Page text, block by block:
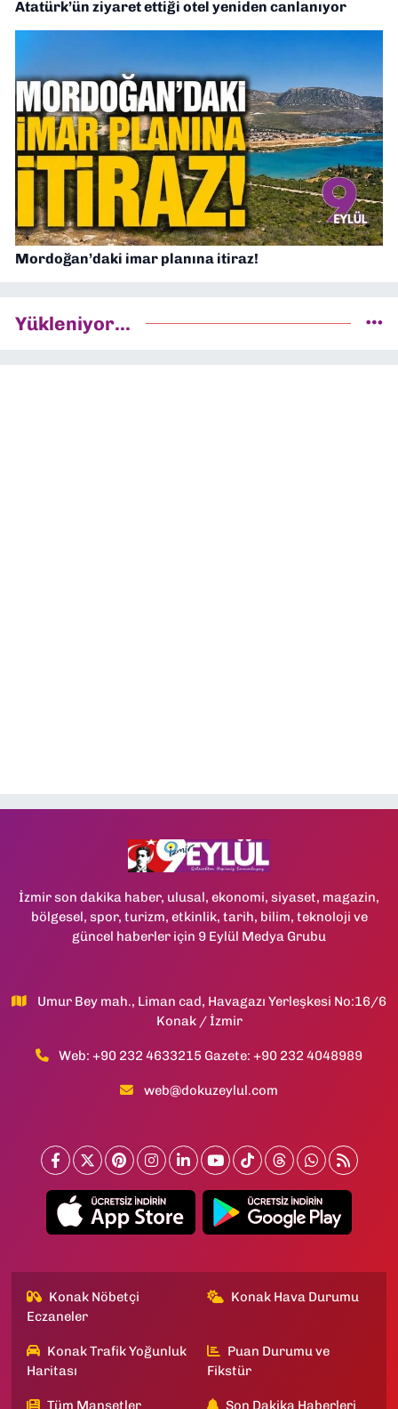
Atatürk’ün ziyaret ettiği otel yeniden canlanıyor
Mordoğan’daki imar planına itiraz!
Yükleniyor...
İzmir son dakika haber, ulusal, ekonomi, siyaset, magazin,
bölgesel, spor, turizm, etkinlik, tarih, bilim, teknoloji ve
güncel haberler için 9 Eylül Medya Grubu
Umur Bey mah., Liman cad, Havagazı Yerleşkesi No:16/6
Konak / İzmir
Web: +90 232 4633215 Gazete: +90 232 4048989
web@dokuzeylul.com
Konak Nöbetçi
Eczaneler
Konak Hava Durumu
Konak Trafik Yoğunluk
Haritası
Puan Durumu ve
Fikstür
Tüm Manşetler Son Dakika Haberleri